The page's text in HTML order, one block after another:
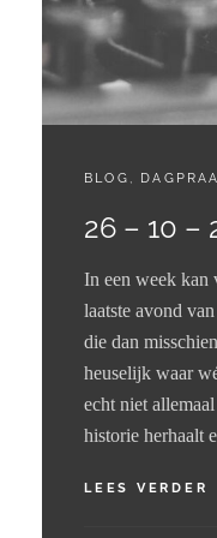
CATEGORIES:
BLOG ,
26 – 10 –
In een week kan
laatste avond
die dan
heuselijk waar
echt niet
historie herhaalt
LEES VERDER